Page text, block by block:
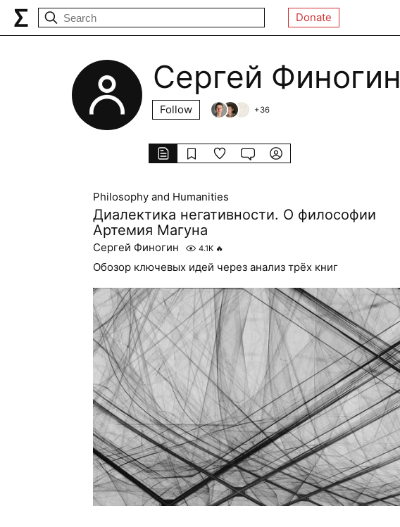
Donate
Сергей Финогин
Follow +36
Philosophy and Humanities
Диалектика негативности. О философии
Артемия Магуна
Сергей Финогин 4.1K 🔥
Обозор ключевых идей через анализ трёх книг